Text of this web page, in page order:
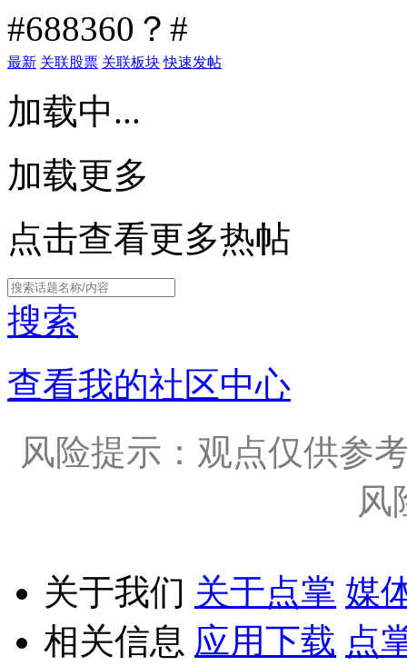
#688360？#
最新 关联股票 关联板块 快速发帖
加载中...
加载更多
点击查看更多热帖
搜索
查看我的社区中心
风险提示：观点仅供参
风
关于我们 关于点掌 媒
相关信息 应用下载 点